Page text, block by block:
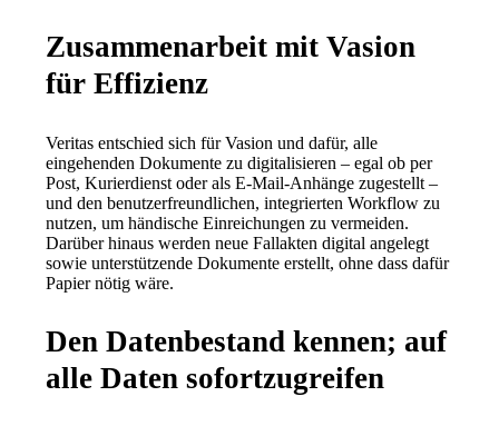
Zusammenarbeit mit Vasion
für Effizienz
Veritas entschied sich für Vasion und dafür, alle
eingehenden Dokumente zu digitalisieren – egal ob per
Post, Kurierdienst oder als E-Mail-Anhänge zugestellt –
und den benutzerfreundlichen, integrierten Workflow zu
nutzen, um händische Einreichungen zu vermeiden.
Darüber hinaus werden neue Fallakten digital angelegt
sowie unterstützende Dokumente erstellt, ohne dass dafür
Papier nötig wäre.
Den Datenbestand kennen; auf
alle Daten sofortzugreifen